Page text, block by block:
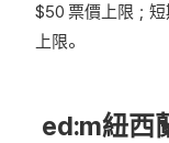
$50 票價上限；
上限。
ed:m紐西